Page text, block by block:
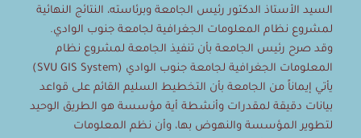
السيد الأستاذ الدكتور رئيس الجامعة وبرئاسته، النتائج النهائية
لمشروع نظام المعلومات الجغرافية لجامعة جنوب الوادي.
وقد صرح رئيس الجامعة بأن تنفيذ الجامعة لمشروع نظام
المعلومات الجغرافية لجامعة جنوب الوادي (SVU GIS System)
يأتي إيماناً من الجامعة بأن التخطيط السليم القائم على قواعد
بيانات دقيقة لمقدرات وأنشطة أية مؤسسة هو الطريق الوحيد
لتطوير المؤسسة والنهوض بها، وأن نظم المعلومات